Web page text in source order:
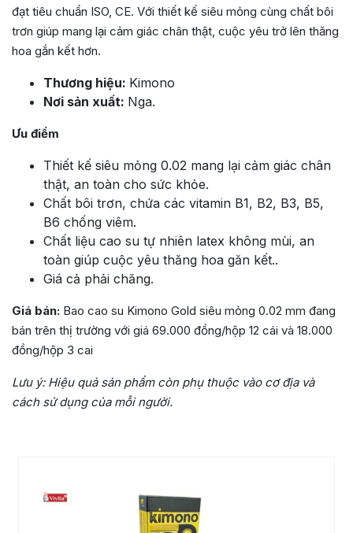
đạt tiêu chuẩn ISO, CE. Với thiết kế siêu mỏng cùng chất bôi
trơn giúp mang lại cảm giác chân thật, cuộc yêu trở lên thăng
hoa gắn kết hơn.
Thương hiệu: Kimono
Nơi sản xuất: Nga.
Ưu điểm
Thiết kế siêu mỏng 0.02 mang lại cảm giác chân
thật, an toàn cho sức khỏe.
Chất bôi trơn, chứa các vitamin B1, B2, B3, B5,
B6 chống viêm.
Chất liệu cao su tự nhiên latex không mùi, an
toàn giúp cuộc yêu thăng hoa găn kết..
Giá cả phải chăng.
Giá bán: Bao cao su Kimono Gold siêu mỏng 0.02 mm đang
bán trên thị trường với giá 69.000 đồng/hộp 12 cái và 18.000
đồng/hộp 3 cai
Lưu ý: Hiệu quả sản phẩm còn phụ thuộc vào cơ địa và
cách sử dụng của mỗi người.